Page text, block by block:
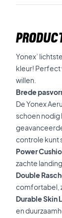
Yonex’
kleur! Perfect
willen.
Brede
De Yonex
schoen nodig
controle kunt
Power
zachte
Double
comfortabel,
Durable Skin
en